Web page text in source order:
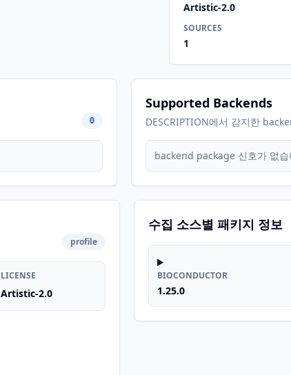
Artistic-2.0
SOURCES
1
0
Supported Backends
DESCRIPTION에서 감지한
backend package 신호가 없습
profile
LICENSE
Artistic-2.0
수집 소스별 패키지 정보
BIOCONDUCTOR
1.25.0